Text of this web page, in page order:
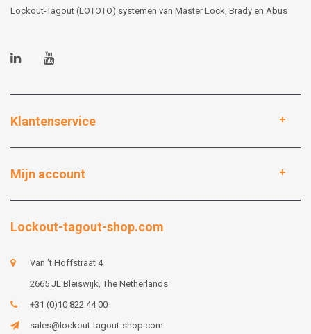
Lockout-Tagout (LOTOTO) systemen van Master Lock, Brady en Abus
Klantenservice
Mijn account
Lockout-tagout-shop.com
Van 't Hoffstraat 4
2665 JL Bleiswijk, The Netherlands
+31 (0)10 822 44 00
sales@lockout-tagout-shop.com